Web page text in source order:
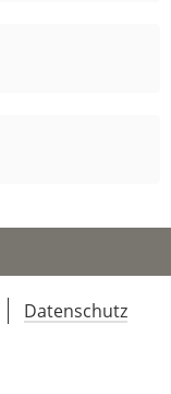
Datenschutz